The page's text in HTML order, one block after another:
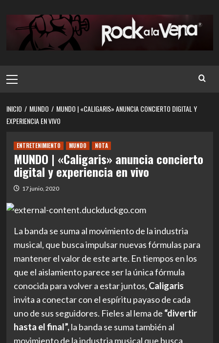
contenido
principal
INICIO MUNDO
MUNDO | «CALIGARIS» ANUNCIA CONCIERTO DIGITAL Y
EXPERIENCIA EN VIVO
ENTRETENIMIENTO MUNDO NOTA
MUNDO | «Caligaris» anuncia concierto
digital y experiencia en vivo
17 junio, 2020
La banda se suma al movimiento de la industria
musical, que busca impulsar nuevas fórmulas para
mantener el valor de este arte. En tiempos en los
que el aislamiento parece ser la única fórmula
conocida para volver a estar juntos, Caligaris
invita a conectar con el espíritu payaso de cada
uno de sus seguidores. Fieles al lema de “divertir
hasta el final”,la banda se suma también al
movimiento de la industria musical que busca